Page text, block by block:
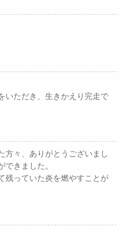
いただき、生きかえり完走で
方々、ありがとうございまし
きました。
残っていた炎を燃やすことが